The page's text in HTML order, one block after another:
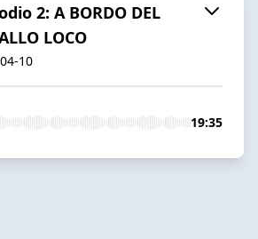
2: A BORDO DEL
LOCO
10
19:35